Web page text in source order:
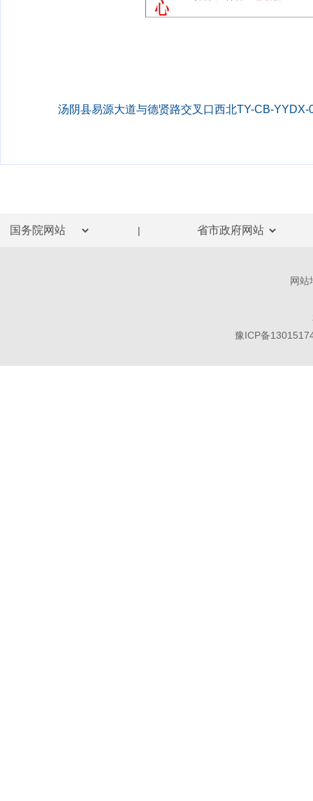
汤阴县易源大道与德贤路交叉口西北TY-CB-
|
网站
豫ICP备